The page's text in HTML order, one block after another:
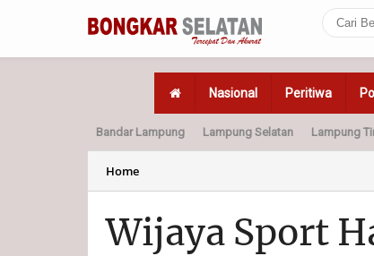
Nasional Peritiwa
Home Politik
Bandar Lampung Lampung Selatan Lampung
Home
Wijaya Sport